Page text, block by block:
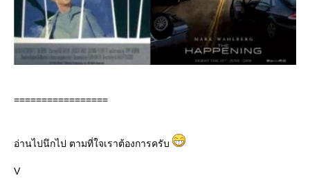
=================
อ่านไปนึกไป ตามที่ใจเราต้องการครับ
V